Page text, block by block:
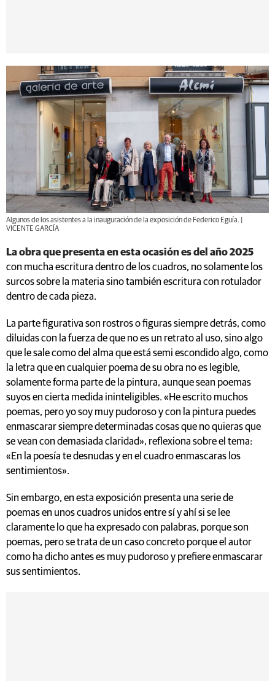
Algunos de los asistentes a la inauguración de la exposición de Federico Eguía. |
VICENTE GARCÍA
La obra que presenta en esta ocasión es del año 2025
con mucha escritura dentro de los cuadros, no solamente los
surcos sobre la materia sino también escritura con rotulador
dentro de cada pieza.
La parte figurativa son rostros o figuras siempre detrás, como
diluidas con la fuerza de que no es un retrato al uso, sino algo
que le sale como del alma que está semi escondido algo, como
la letra que en cualquier poema de su obra no es legible,
solamente forma parte de la pintura, aunque sean poemas
suyos en cierta medida ininteligibles. «He escrito muchos
poemas, pero yo soy muy pudoroso y con la pintura puedes
enmascarar siempre determinadas cosas que no quieras que
se vean con demasiada claridad», reflexiona sobre el tema:
«En la poesía te desnudas y en el cuadro enmascaras los
sentimientos».
Sin embargo, en esta exposición presenta una serie de
poemas en unos cuadros unidos entre sí y ahí si se lee
claramente lo que ha expresado con palabras, porque son
poemas, pero se trata de un caso concreto porque el autor
como ha dicho antes es muy pudoroso y prefiere enmascarar
sus sentimientos.